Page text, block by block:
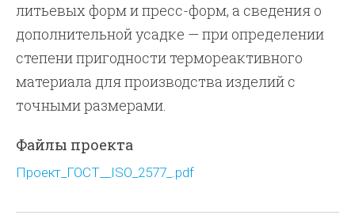
литьевых форм и пресс-форм, а сведения о
дополнительной усадке — при определении
степени пригодности термореактивного
материала для производства изделий с
точными размерами.
Файлы проекта
Проект_ГОСТ__ISO_2577_.pdf